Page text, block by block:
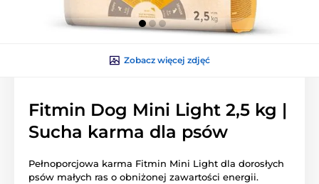
Zobacz więcej zdjęć
Fitmin Dog Mini Light 2,5 kg |
Sucha karma dla psów
Pełnoporcjowa karma Fitmin Mini Light dla dorosłych
psów małych ras o obniżonej zawartości energii.